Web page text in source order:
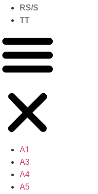
RS/S
TT
A1
A3
A4
A5